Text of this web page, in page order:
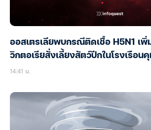
ออสเตรเลียพบกรณีติดเชื้อ H5N1 เพิ่
วิกตอเรียสั่งเลี้ยงสัตว์ปีกในโรงเรือนคุ
14:41 น.